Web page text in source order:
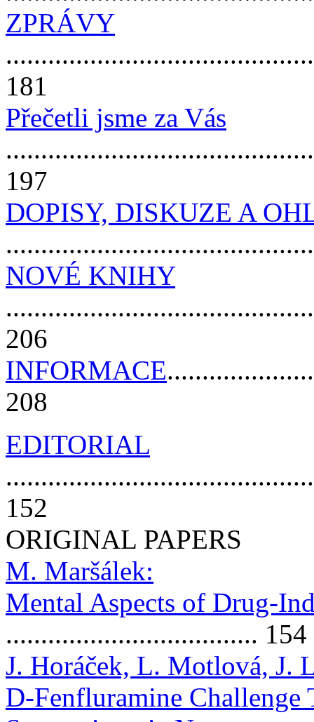
ZPRÁVY
181
Přečetli jsme za Vás
197
DOPISY, DISKUZE A
NOVÉ KNIHY
206
INFORMACE
208
EDITORIAL
152
ORIGINAL PAPERS
M. Maršálek:
Mental Aspects of Drug-
.................................... 154
J. Horáček, L. Motlová, J.
D-Fenfluramine Challenge